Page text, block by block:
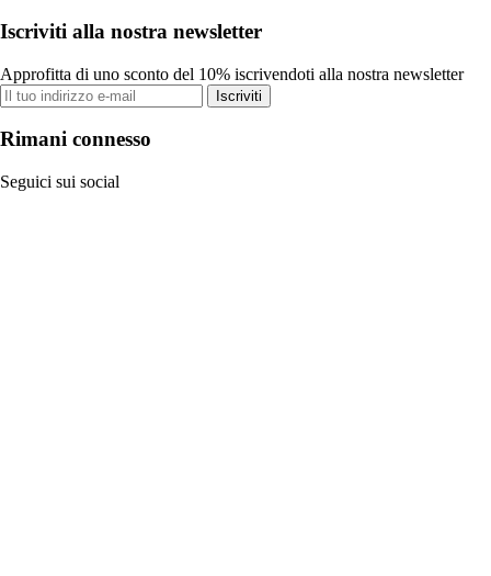
Iscriviti alla nostra newsletter
Approfitta di uno sconto del 10% iscrivendoti alla nostra newsletter
Iscriviti
Rimani connesso
Seguici sui social